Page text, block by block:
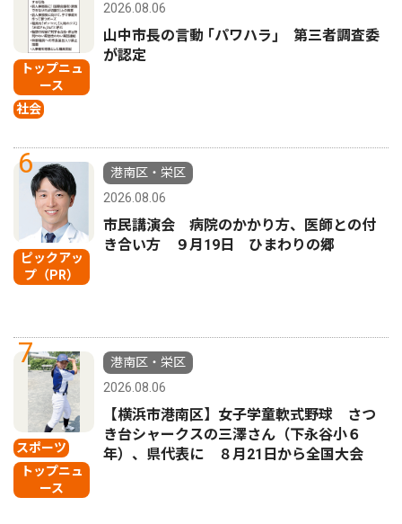
トップニュ
ース
社会
2026.08.06
山中市長の言動 ｢パワハラ｣ 第三者調査委
が認定
6
ピックアッ
プ（PR）
港南区・栄区
2026.08.06
市民講演会 病院のかかり方、医師との付
き合い方 ９月19日 ひまわりの郷
7
スポーツ
トップニュ
ース
港南区・栄区
2026.08.06
【横浜市港南区】女子学童軟式野球 さつ
き台シャークスの三澤さん（下永谷小６
年）、県代表に ８月21日から全国大会